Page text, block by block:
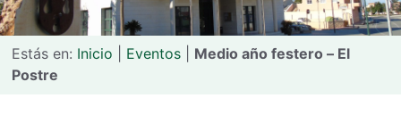
Estás en: Inicio Eventos
Medio año festero – El
Postre